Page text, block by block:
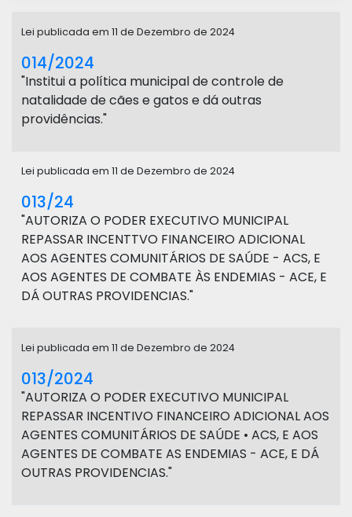
Lei publicada em 11 de Dezembro de 2024
014/2024
"Institui a política municipal de controle de
natalidade de cães e gatos e dá outras
providências."
Lei publicada em 11 de Dezembro de 2024
013/24
"AUTORIZA O PODER EXECUTIVO MUNICIPAL
REPASSAR INCENTTVO FINANCEIRO ADICIONAL
AOS AGENTES COMUNITÁRIOS DE SAÚDE - ACS, E
AOS AGENTES DE COMBATE ÀS ENDEMIAS - ACE, E
DÁ OUTRAS PROVIDENCIAS."
Lei publicada em 11 de Dezembro de 2024
013/2024
"AUTORIZA O PODER EXECUTIVO MUNICIPAL
REPASSAR INCENTIVO FINANCEIRO ADICIONAL AOS
AGENTES COMUNITÁRIOS DE SAÚDE • ACS, E AOS
AGENTES DE COMBATE AS ENDEMIAS - ACE, E DÁ
OUTRAS PROVIDENCIAS."